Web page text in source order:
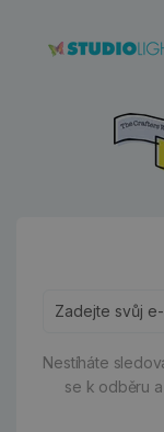
Nestíháte
se k odběru